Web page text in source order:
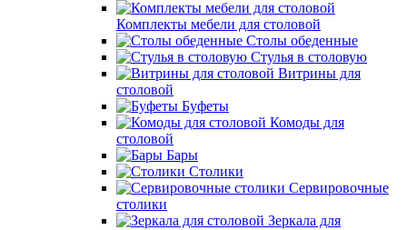
Комплекты мебели для столовой
Столы обеденные
Стулья в столовую
Витрины для
столовой
Буфеты
Комоды для
столовой
Бары
Столики
Сервировочные
столики
Зеркала для